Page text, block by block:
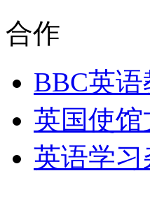
合作
BBC英语
英国使
英语学习